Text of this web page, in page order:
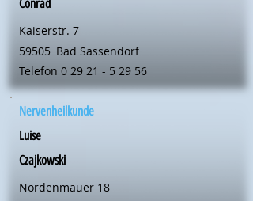
Conrad
Kaiserstr. 7
59505 Bad Sassendorf
Telefon 0 29 21 - 5 29 56
Nervenheilkunde
Luise
Czajkowski
Nordenmauer 18